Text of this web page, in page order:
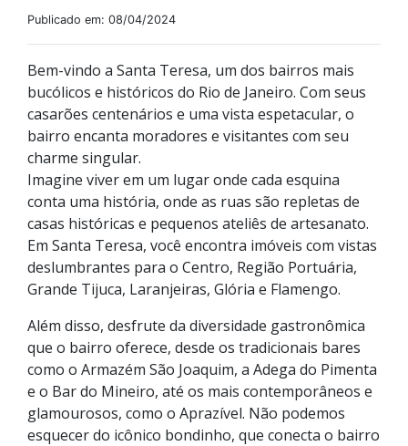
Publicado em: 08/04/2024
Bem-vindo a Santa Teresa, um dos bairros mais
bucólicos e históricos do Rio de Janeiro. Com seus
casarões centenários e uma vista espetacular, o
bairro encanta moradores e visitantes com seu
charme singular.
Imagine viver em um lugar onde cada esquina
conta uma história, onde as ruas são repletas de
casas históricas e pequenos ateliês de artesanato.
Em Santa Teresa, você encontra imóveis com vistas
deslumbrantes para o Centro, Região Portuária,
Grande Tijuca, Laranjeiras, Glória e Flamengo.
Além disso, desfrute da diversidade gastronômica
que o bairro oferece, desde os tradicionais bares
como o Armazém São Joaquim, a Adega do Pimenta
e o Bar do Mineiro, até os mais contemporâneos e
glamourosos, como o Aprazível. Não podemos
esquecer do icônico bondinho, que conecta o bairro